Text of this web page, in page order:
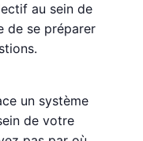
au sein de
de se préparer
un système
de votre